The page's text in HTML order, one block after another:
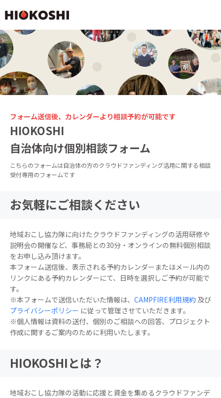
フォーム送信後、カレンダーより相談予約が可能です
HIOKOSHI
自治体向け個別相談フォーム
こちらのフォームは自治体の方のクラウドファンディング活用に関する相談
受付専用のフォームです
お気軽にご相談ください
地域おこし協力隊に向けたクラウドファンディングの活用研修や
説明会の開催など、事務局との30分・オンラインの無料個別相談
をお申し込み頂けます。
本フォーム送信後、表示される予約カレンダーまたはメール内の
リンクにある予約カレンダーにて、日時を選択しご予約が可能で
す。
※本フォームで送信いただいた情報は、 CAMPFIRE利用規約 及び
プライバシーポリシー に従って管理させていただきます。
※個人情報は資料の送付、個別のご相談への回答、プロジェクト
作成に関するご案内のために利用いたします。
HIOKOSHIとは？
地域おこし協力隊の活動に応援と資金を集めるクラウドファンデ